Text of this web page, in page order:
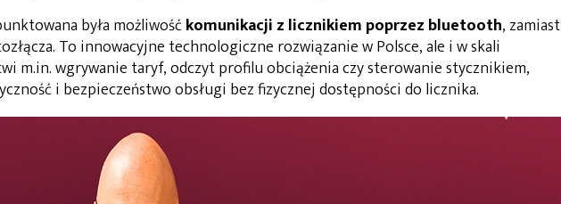
była możliwośćkomunikacji z licznikiem poprzez bluetooth, zamiast
To innowacyjne technologiczne rozwiązanie w Polsce, ale i w skali
m.in. wgrywanie taryf, odczyt profilu obciążenia czy sterowanie stycznikiem,
i bezpieczeństwo obsługi bez fizycznej dostępności do licznika.